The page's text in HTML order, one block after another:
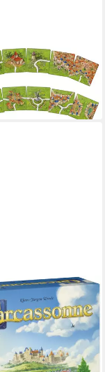
Der Frühling -
4-5 Werktagen bei dir
V3.0,
3-4 Werktagen bei dir